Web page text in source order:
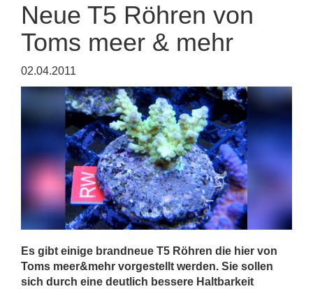
Neue T5 Röhren von
Toms meer & mehr
02.04.2011
Es gibt einige brandneue T5 Röhren die hier von
Toms meer&mehr vorgestellt werden. Sie sollen
sich durch eine deutlich bessere Haltbarkeit